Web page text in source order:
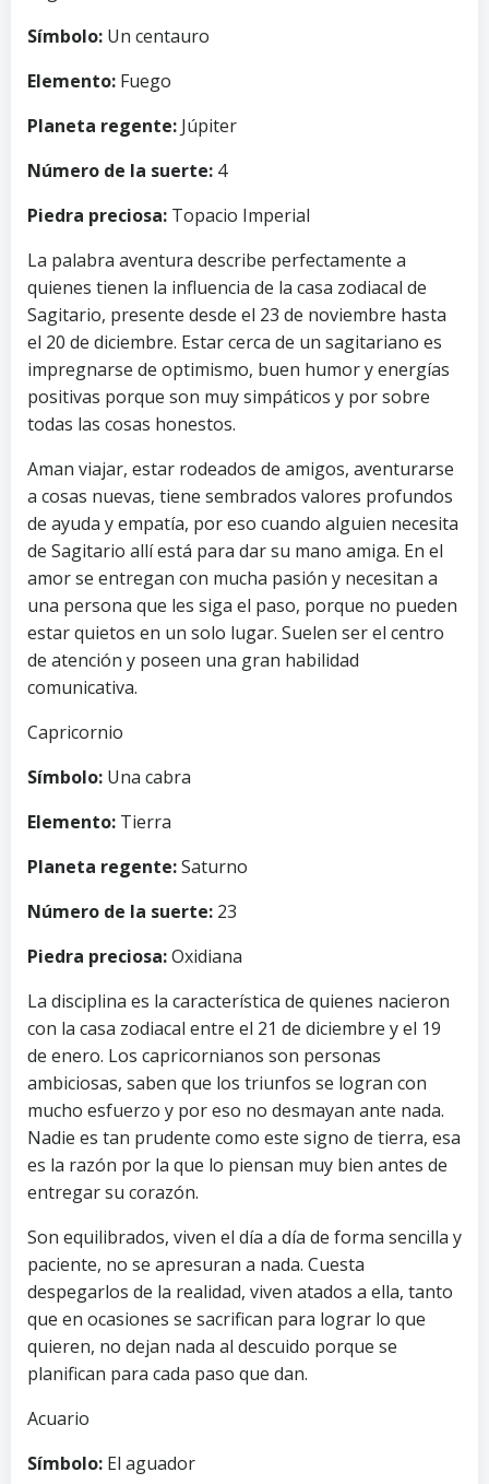
Símbolo: Un centauro
Elemento: Fuego
Planeta regente: Júpiter
Número de la suerte: 4
Piedra preciosa: Topacio Imperial
La palabra aventura describe perfectamente a
quienes tienen la influencia de la casa zodiacal de
Sagitario, presente desde el 23 de noviembre hasta
el 20 de diciembre. Estar cerca de un sagitariano es
impregnarse de optimismo, buen humor y energías
positivas porque son muy simpáticos y por sobre
todas las cosas honestos.
Aman viajar, estar rodeados de amigos, aventurarse
a cosas nuevas, tiene sembrados valores profundos
de ayuda y empatía, por eso cuando alguien necesita
de Sagitario allí está para dar su mano amiga. En el
amor se entregan con mucha pasión y necesitan a
una persona que les siga el paso, porque no pueden
estar quietos en un solo lugar. Suelen ser el centro
de atención y poseen una gran habilidad
comunicativa.
Capricornio
Símbolo: Una cabra
Elemento: Tierra
Planeta regente:Saturno
Número de la suerte: 23
Piedra preciosa:Oxidiana
La disciplina es la característica de quienes nacieron
con la casa zodiacal entre el 21 de diciembre y el 19
de enero. Los capricornianos son personas
ambiciosas, saben que los triunfos se logran con
mucho esfuerzo y por eso no desmayan ante nada.
Nadie es tan prudente como este signo de tierra, esa
es la razón por la que lo piensan muy bien antes de
entregar su corazón.
Son equilibrados, viven el día a día de forma sencilla y
paciente, no se apresuran a nada. Cuesta
despegarlos de la realidad, viven atados a ella, tanto
que en ocasiones se sacrifican para lograr lo que
quieren, no dejan nada al descuido porque se
planifican para cada paso que dan.
Acuario
Símbolo: El aguador